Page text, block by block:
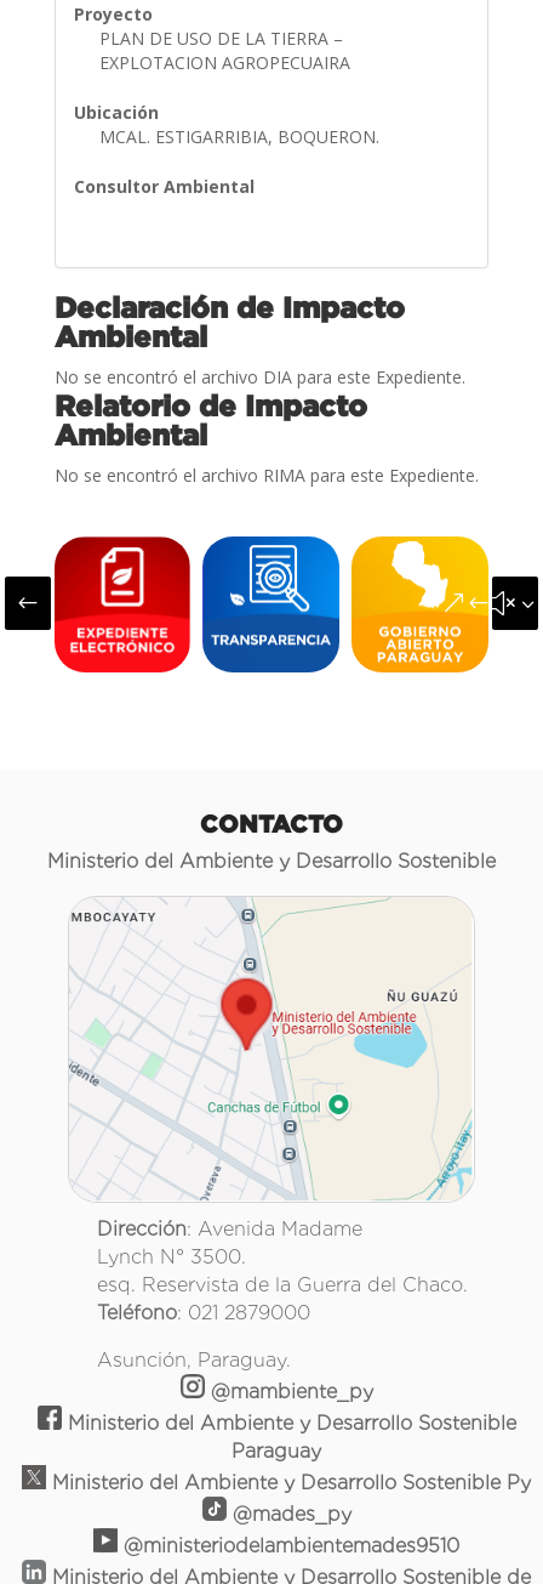
Proyecto
PLAN DE USO DE LA TIERRA –
EXPLOTACION AGROPECUAIRA
Ubicación
MCAL. ESTIGARRIBIA, BOQUERON.
Consultor Ambiental
Declaración de Impacto
Ambiental
No se encontró el archivo DIA para este Expediente.
Relatorio de Impacto
Ambiental
No se encontró el archivo RIMA para este Expediente.
#
CONTACTO
Ministerio del Ambiente y Desarrollo Sostenible
Dirección: Avenida Madame
Lynch N° 3500.
esq. Reservista de la Guerra del Chaco.
Teléfono: 021 2879000
Asunción, Paraguay.
@mambiente_py
Ministerio del Ambiente y Desarrollo Sostenible
Paraguay
Ministerio del Ambiente y Desarrollo Sostenible Py
@mades_py
@ministeriodelambientemades9510
Ministerio del Ambiente y Desarrollo Sostenible de